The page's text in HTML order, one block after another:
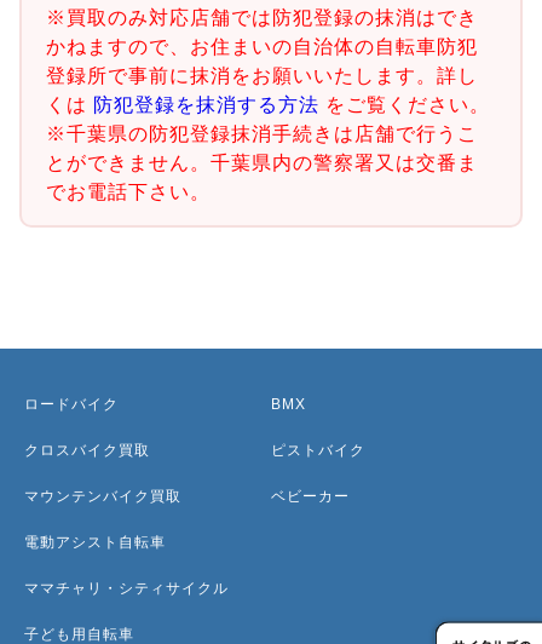
※買取のみ対応店舗では防犯登録の抹消はでき
かねますので、お住まいの自治体の自転車防犯
登録所で事前に抹消をお願いいたします。詳し
くは 防犯登録を抹消する方法 をご覧ください。
※千葉県の防犯登録抹消手続きは店舗で行うこ
とができません。千葉県内の警察署又は交番ま
でお電話下さい。
ロードバイク
クロスバイク買取
マウンテンバイク買取
電動アシスト自転車
ママチャリ・シティサイクル
子ども用自転車
BMX
ピストバイク
ベビーカー